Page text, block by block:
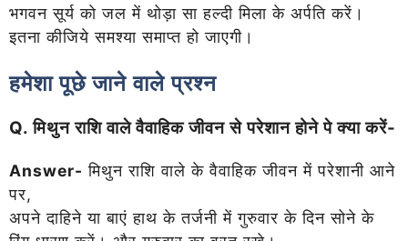
भगवन सूर्य को जल में थोड़ा सा हल्दी मिला के अर्पति करें।
इतना कीजिये समश्या समाप्त हो जाएगी।
हमेशा पूछे जाने वाले प्रश्न
Q. मिथुन राशि वाले वैवाहिक जीवन से परेशान होने पे क्या करें-
Answer- मिथुन राशि वाले के वैवाहिक जीवन में परेशानी आने
पर,
अपने दाहिने या बाएं हाथ के तर्जनी में गुरुवार के दिन सोने के